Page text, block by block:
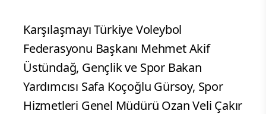
Karşılaşmayı Türkiye Voleybol
Federasyonu Başkanı Mehmet Akif
Üstündağ, Gençlik ve Spor Bakan
Yardımcısı Safa Koçoğlu Gürsoy, Spor
Hizmetleri Genel Müdürü Ozan Veli Çakır